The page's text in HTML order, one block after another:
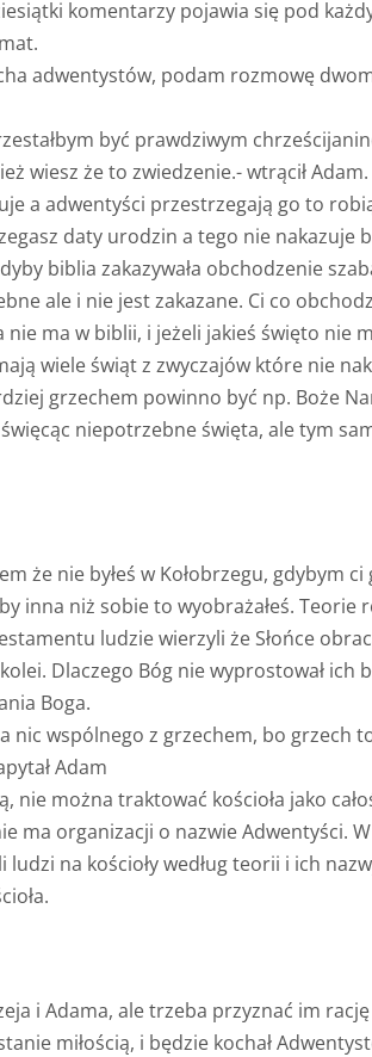
komentarzy pojawia się pod
adwentystów, podam rozmowę
być prawdziwym
wiesz że to zwiedzenie.- wtrącił Adam.
a adwentyści przestrzegają go to
daty urodzin a tego nie
biblia zakazywała obchodzenie
ale i nie jest zakazane. Ci co
nie ma w biblii, i jeżeli jakieś święto
wiele świąt z zwyczajów które nie
grzechem powinno być np. Boże
niepotrzebne święta, ale tym
że nie byłeś w Kołobrzegu, gdybym
inna niż sobie to wyobrażałeś.
ludzie wierzyli że Słońce
Dlaczego Bóg nie wyprostował
Boga.
nic wspólnego z grzechem, bo grzech
Adam
nie można traktować kościoła jako
ma organizacji o nazwie Adwentyści.
na kościoły według teorii i ich
i Adama, ale trzeba przyznać im
miłością, i będzie kochał